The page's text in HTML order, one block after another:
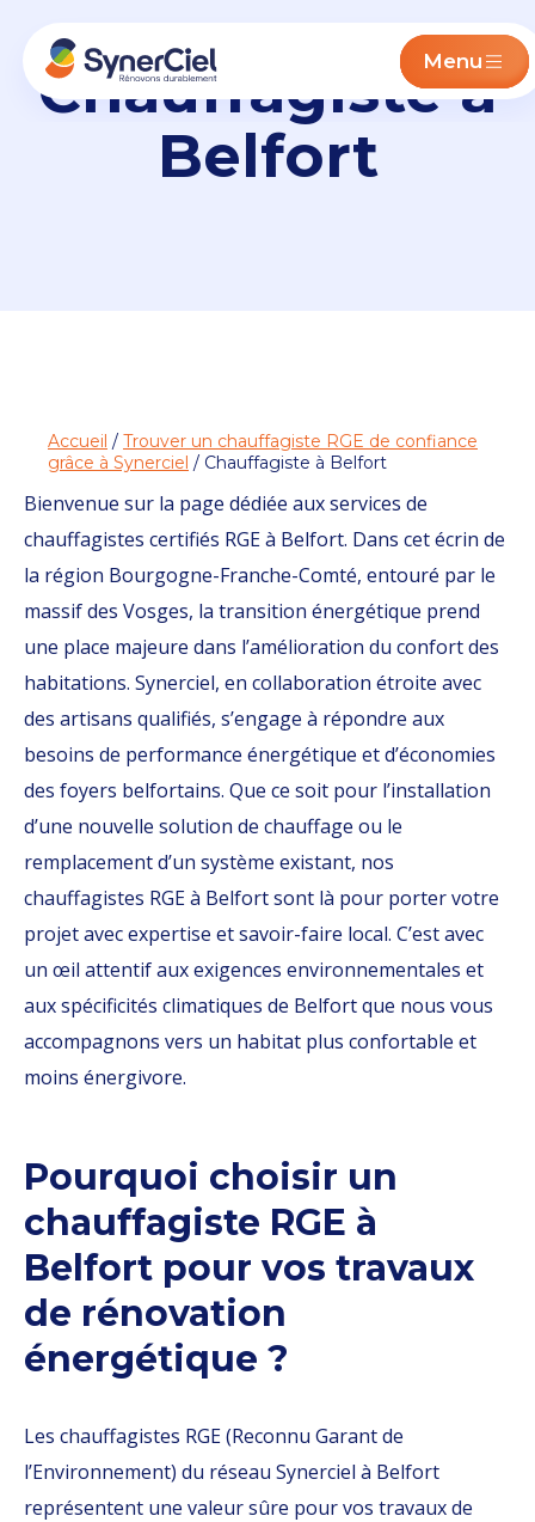
Menu
Chauffagiste à
Belfort
Accueil / Trouver un chauffagiste RGE de confiance
grâce à Synerciel / Chauffagiste à Belfort
Bienvenue sur la page dédiée aux services de
chauffagistes certifiés RGE à Belfort. Dans cet écrin de
la région Bourgogne-Franche-Comté, entouré par le
massif des Vosges, la transition énergétique prend
une place majeure dans l’amélioration du confort des
habitations. Synerciel, en collaboration étroite avec
des artisans qualifiés, s’engage à répondre aux
besoins de performance énergétique et d’économies
des foyers belfortains. Que ce soit pour l’installation
d’une nouvelle solution de chauffage ou le
remplacement d’un système existant, nos
chauffagistes RGE à Belfort sont là pour porter votre
projet avec expertise et savoir-faire local. C’est avec
un œil attentif aux exigences environnementales et
aux spécificités climatiques de Belfort que nous vous
accompagnons vers un habitat plus confortable et
moins énergivore.
Pourquoi choisir un
chauffagiste RGE à
Belfort pour vos travaux
de rénovation
énergétique ?
Les chauffagistes RGE (Reconnu Garant de
l’Environnement) du réseau Synerciel à Belfort
représentent une valeur sûre pour vos travaux de